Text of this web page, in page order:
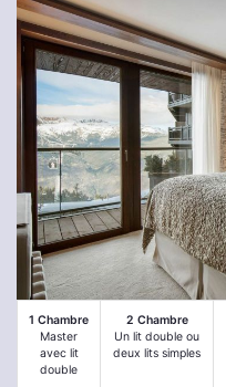
1 Chambre
Master
avec lit
double
2 Chambre
Un lit double ou
deux lits simples